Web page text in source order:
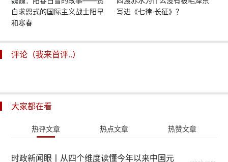
白求恩式的国际主义战士阳早
和寒春
写进《七律·长征》？
评论（我来首评..）
大家都在看
热评文章 热点文章 热赞文章
时政新闻眼丨从四个维度读懂今年以来中国元